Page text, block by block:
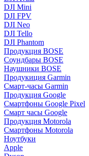
DJI Mini
DJI FPV
DJI Neo
DJI Tello
DJI Phantom
Продукция BOSE
Соундбары BOSE
Наушники BOSE
Продукиция Garmin
Смарт-часы Garmin
Продукция Google
Смартфоны Google Pixel
Смарт часы Google
Продукция Motorola
Смартфоны Motorola
Ноутбуки
Apple